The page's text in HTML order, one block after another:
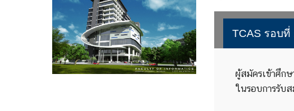
TCAS รอบที่
ผู้สมัครเข้าศึก
ในรอบการรับ